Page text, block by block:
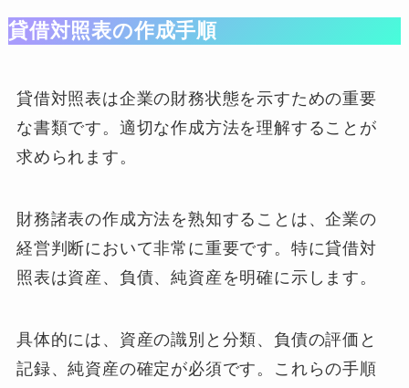
貸借対照表の作成手順
貸借対照表は企業の財務状態を示すための重要
な書類です。適切な作成方法を理解することが
求められます。
財務諸表の作成方法を熟知することは、企業の
経営判断において非常に重要です。特に貸借対
照表は資産、負債、純資産を明確に示します。
具体的には、資産の識別と分類、負債の評価と
記録、純資産の確定が必須です。これらの手順